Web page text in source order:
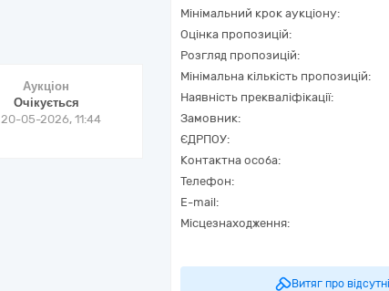
Аукціон
Очікується
20-05-2026, 11:44
Мінімальний крок аукціону:
Оцінка пропозицій:
Розгляд пропозицій:
Мінімальна кількість пропозицій:
Наявність прекваліфікації:
Замовник:
ЄДРПОУ:
Контактна особа:
Телефон:
E-mail:
Місцезнаходження:
Витяг про